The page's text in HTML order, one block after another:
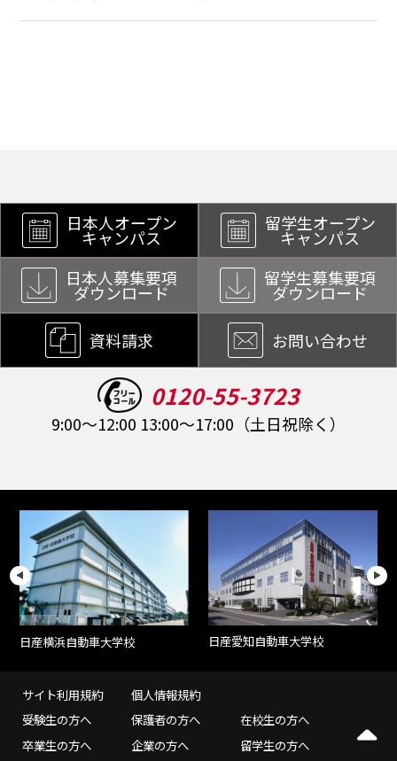
日本人オープン
キャンパス
留学生オープン
キャンパス
日本人募集要項
ダウンロード
留学生募集要項
ダウンロード
資料請求 お問い合わせ
0120-55-3723
9:00～12:00 13:00～17:00（土日祝除く）
日産横浜自動車大学校 日産愛知自動車大学校
サイト利用規約
個人情報規約
受験生の方へ
保護者の方へ
在校生の方へ
卒業生の方へ
企業の方へ 留学生の方へ